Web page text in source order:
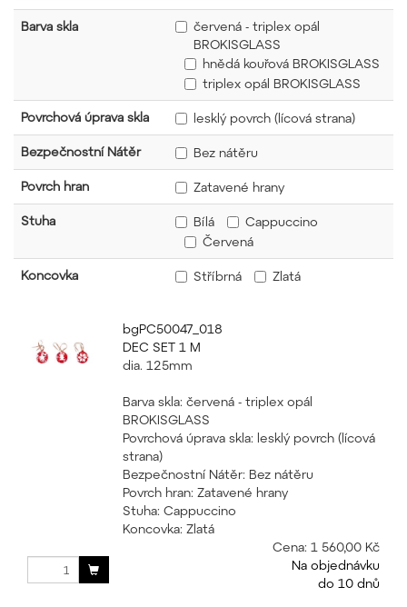
Barva skla
červená - triplex opál
BROKISGLASS
hnědá kouřová BROKISGLASS
triplex opál BROKISGLASS
Povrchová úprava skla lesklý povrch (lícová strana)
Bezpečnostní Nátěr Bez nátěru
Povrch hran Zatavené hrany
Stuha Bílá
Cappuccino
Červená
Koncovka Stříbrná Zlatá
bgPC50047_018
DEC SET 1 M
dia. 125mm
Barva skla: červená - triplex opál
BROKISGLASS
Povrchová úprava skla: lesklý povrch (lícová
strana)
Bezpečnostní Nátěr: Bez nátěru
Povrch hran: Zatavené hrany
Stuha: Cappuccino
Koncovka: Zlatá
Cena: 1 560,00 Kč
Na objednávku
do 10 dnů